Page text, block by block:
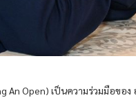
An Open) เป็นความร่วมมือ